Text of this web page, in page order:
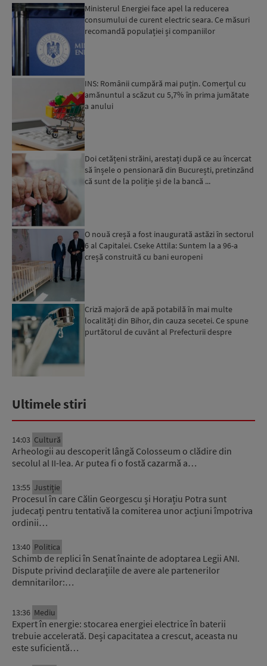
Ministerul Energiei face apel la reducerea
consumului de curent electric seara. Ce măsuri
recomandă populației și companiilor
INS: Românii cumpără mai puțin. Comerțul cu
amănuntul a scăzut cu 5,7% în prima jumătate
a anului
Doi cetățeni străini, arestați după ce au încercat
să înșele o pensionară din București, pretinzând
că sunt de la poliție și de la bancă ...
O nouă creșă a fost inaugurată astăzi în sectorul
6 al Capitalei. Cseke Attila: Suntem la a 96-a
creșă construită cu bani europeni
Criză majoră de apă potabilă în mai multe
localități din Bihor, din cauza secetei. Ce spune
purtătorul de cuvânt al Prefecturii despre
Ultimele stiri
14:03 Cultură
Arheologii au descoperit lângă Colosseum o clădire din
secolul al II-lea. Ar putea fi o fostă cazarmă a…
13:55 Justiție
Procesul în care Călin Georgescu și Horațiu Potra sunt
judecați pentru tentativă la comiterea unor acțiuni împotriva
ordinii…
13:40 Politica
Schimb de replici în Senat înainte de adoptarea Legii ANI.
Dispute privind declarațiile de avere ale partenerilor
demnitarilor:…
13:36 Mediu
Expert în energie: stocarea energiei electrice în baterii
trebuie accelerată. Deși capacitatea a crescut, aceasta nu
este suficientă…